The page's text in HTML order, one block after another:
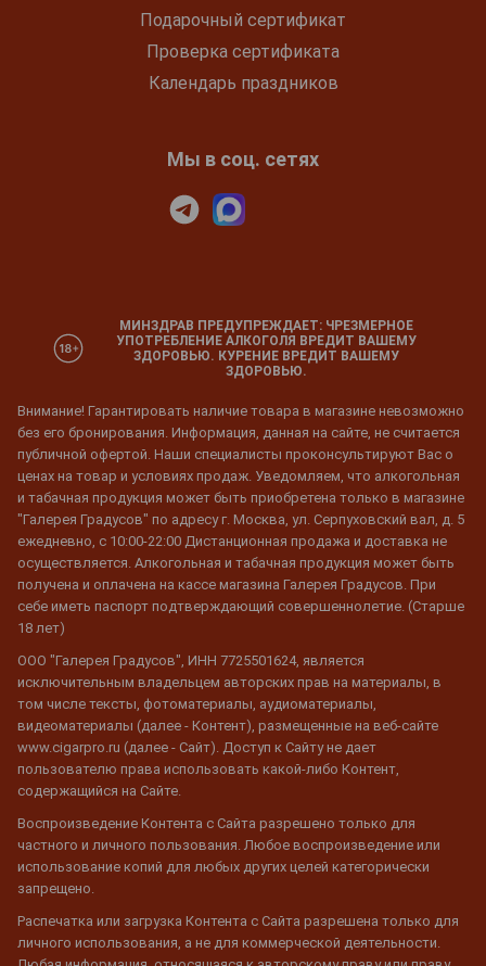
Подарочный сертификат
Проверка сертификата
Календарь праздников
Мы в соц. сетях
МИНЗДРАВ ПРЕДУПРЕЖДАЕТ: ЧРЕЗМЕРНОЕ
УПОТРЕБЛЕНИЕ АЛКОГОЛЯ ВРЕДИТ ВАШЕМУ
ЗДОРОВЬЮ. КУРЕНИЕ ВРЕДИТ ВАШЕМУ
ЗДОРОВЬЮ.
Внимание! Гарантировать наличие товара в магазине невозможно
без его бронирования. Информация, данная на сайте, не считается
публичной офертой. Наши специалисты проконсультируют Вас о
ценах на товар и условиях продаж. Уведомляем, что алкогольная
и табачная продукция может быть приобретена только в магазине
"Галерея Градусов" по адресу г. Москва, ул. Серпуховский вал, д. 5
ежедневно, с 10:00-22:00 Дистанционная продажа и доставка не
осуществляется. Алкогольная и табачная продукция может быть
получена и оплачена на кассе магазина Галерея Градусов. При
себе иметь паспорт подтверждающий совершеннолетие. (Старше
18 лет)
ООО "Галерея Градусов", ИНН 7725501624, является
исключительным владельцем авторских прав на материалы, в
том числе тексты, фотоматериалы, аудиоматериалы,
видеоматериалы (далее - Контент), размещенные на веб-сайте
www.cigarpro.ru (далее - Сайт). Доступ к Сайту не дает
пользователю права использовать какой-либо Контент,
содержащийся на Сайте.
Воспроизведение Контента с Сайта разрешено только для
частного и личного пользования. Любое воспроизведение или
использование копий для любых других целей категорически
запрещено.
Распечатка или загрузка Контента с Сайта разрешена только для
личного использования, а не для коммерческой деятельности.